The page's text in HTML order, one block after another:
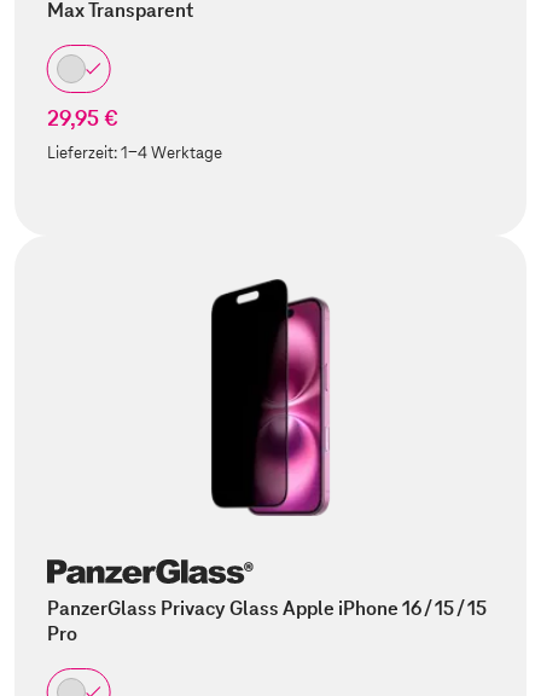
Max Transparent
29,95 €
Lieferzeit:1-4 Werktage
PanzerGlass Privacy Glass Apple iPhone 16 / 15 / 15
Pro